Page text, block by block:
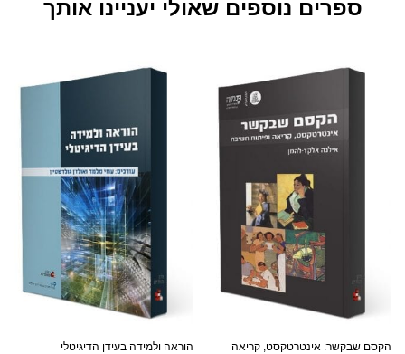
ספרים נוספים שאולי יעניינו אותך
הקסם שבקשר: אינטרטקסט, קריאה
הוראה ולמידה בעידן הדיגיטלי